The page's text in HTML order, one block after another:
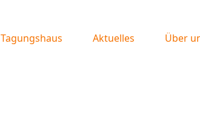
Tagungshaus Aktuelles Über